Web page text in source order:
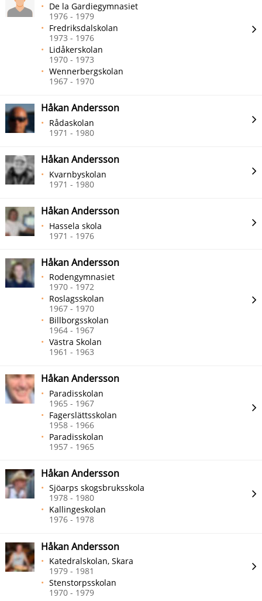
De la Gardiegymnasiet
1976 - 1979
Fredriksdalskolan
1973 - 1976
Lidåkerskolan
1970 - 1973
Wennerbergskolan
1967 - 1970
Håkan Andersson
Rådaskolan
1971 - 1980
Håkan Andersson
Kvarnbyskolan
1971 - 1980
Håkan Andersson
Hassela skola
1971 - 1976
Håkan Andersson
Rodengymnasiet
1970 - 1972
Roslagsskolan
1967 - 1970
Billborgsskolan
1964 - 1967
Västra Skolan
1961 - 1963
Håkan Andersson
Paradisskolan
1965 - 1967
Fagerslättsskolan
1958 - 1966
Paradisskolan
1957 - 1965
Håkan Andersson
Sjöarps skogsbruksskola
1978 - 1980
Kallingeskolan
1976 - 1978
Håkan Andersson
Katedralskolan, Skara
1979 - 1981
Stenstorpsskolan
1970 - 1979